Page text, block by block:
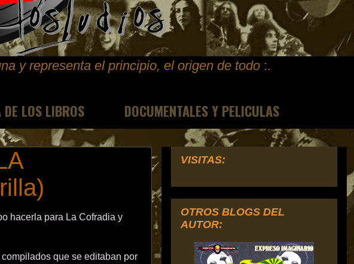
y representa el principio, el origen de todo :.
LOS LIBROS DOCUMENTALES Y PELICULAS
hacerla para La Cofradia y
que se editaban por
VISITAS:
OTROS BLOGS DEL
AUTOR: